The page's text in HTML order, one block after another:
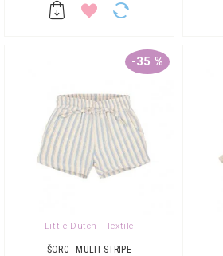
-35 %
Little Dutch - Textile
ŠORC - MULTI STRIPE